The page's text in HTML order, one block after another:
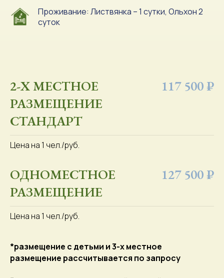
Проживание: Листвянка – 1 сутки, Ольхон 2
суток
2-Х МЕСТНОЕ
РАЗМЕЩЕНИЕ
СТАНДАРТ
117 500 ₽
Цена на 1 чел./руб.
ОДНОМЕСТНОЕ
РАЗМЕЩЕНИЕ
127 500 ₽
Цена на 1 чел./руб.
*размещение с детьми и 3-х местное
размещение рассчитывается по запросу